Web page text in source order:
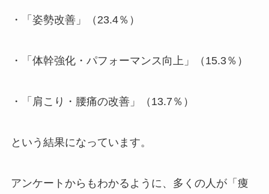
・「姿勢改善」（23.4％）
・「体幹強化・パフォーマンス向上」（15.3％）
・「肩こり・腰痛の改善」（13.7％）
という結果になっています。
アンケートからもわかるように、多くの人が「痩